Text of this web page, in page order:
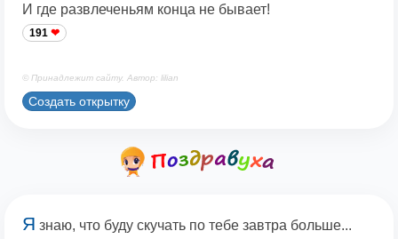
И где развлеченьям конца не бывает!
191
© Принадлежит сайту. Автор: lilian
Создать открытку
Я знаю, что буду скучать по тебе завтра больше...